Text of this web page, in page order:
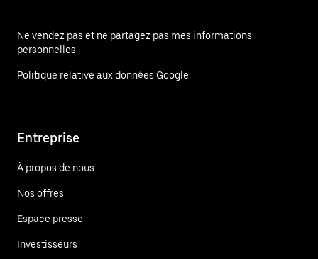
Ne vendez pas et ne partagez pas mes informations
personnelles.
Politique relative aux données Google
Entreprise
À propos de nous
Nos offres
Espace presse
Investisseurs